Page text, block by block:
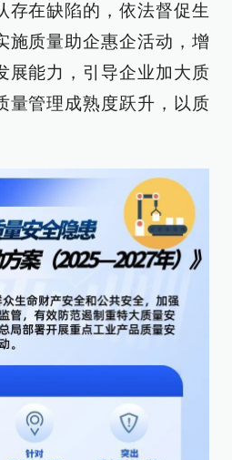
存在缺陷的，依法督促生
施质量助企惠企活动，增
展能力，引导企业加大质
量管理成熟度跃升，以质